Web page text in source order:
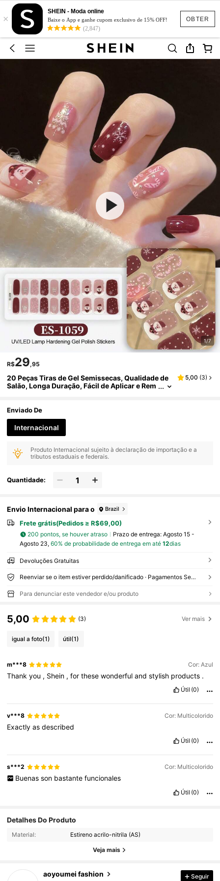
OBTER
×
SHEIN - Moda online
Baixe o App e ganhe cupom exclusivo de 15% OFF!
(2,847)
1/7
R$29,95
20 Peças Tiras de Gel Semissecas, Qualidade de
Salão, Longa Duração, Fácil de Aplicar e Rem
5,00 (3)
Enviado De
Internacional
Produto Internacional sujeito à declaração de importação e a
tributos estaduais e federais.
Quantidade:
Envio Internacional para o Brazil
Frete grátis(Pedidos ≥ R$69,00)
200 pontos, se houver atraso Prazo de entrega: Agosto 15 -
Agosto 23, 60% de probabilidade de entrega em até 12dias
Devoluções Gratuitas
Reenviar se o item estiver perdido/danificado · Pagamentos Seguros · Proteção de privacidade
Para denunciar este vendedor e/ou produto
5,00 (3) Ver mais
igual a foto(1) útil(1)
m***8 Cor: Azul
Thankyou , Shein ,forthesewonderfulandstylish products .
Útil (0)
v***8 Cor: Multicolorido
Exactlyasdescribed
Útil (0)
s***2 Cor: Multicolorido
Buenas son bastante funcionales
Útil (0)
Detalhes Do Produto
Material: Estireno acrilo-nitrila (AS)
Veja mais
aoyoumei fashion
4,66 512 Seguidores
Seguir